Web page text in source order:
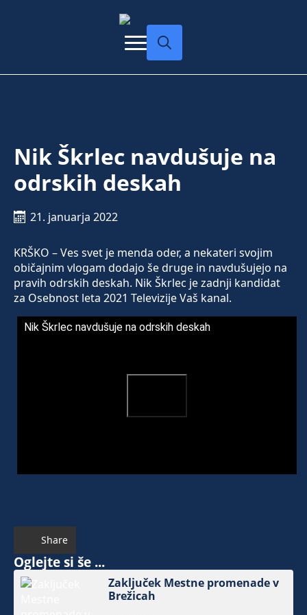
Nik Škrlec navdušuje na
odrskih deskah
21. januarja 2022
KRŠKO – Ves svet je menda oder, a nekateri svojim
običajnim vlogam dodajo še druge in navdušujejo na
pravih odrskih deskah. Nik Škrlec je zadnji kandidat
za Osebnost leta 2021 Televizije Vaš kanal.
Nik Škrlec navdušuje na odrskih deskah
Share
Oglejte si še ...
Zaključek Mestne promenade v
Brežicah